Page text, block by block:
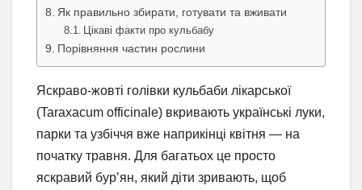
Як правильно збирати, готувати та вживати
Цікаві факти про кульбабу
Порівняння частин рослини
Яскраво-жовті голівки кульбаби лікарської
(Taraxacum officinale) вкривають українські луки,
парки та узбіччя вже наприкінці квітня — на
початку травня. Для багатьох це просто
яскравий бур’ян, який діти зривають, щоб